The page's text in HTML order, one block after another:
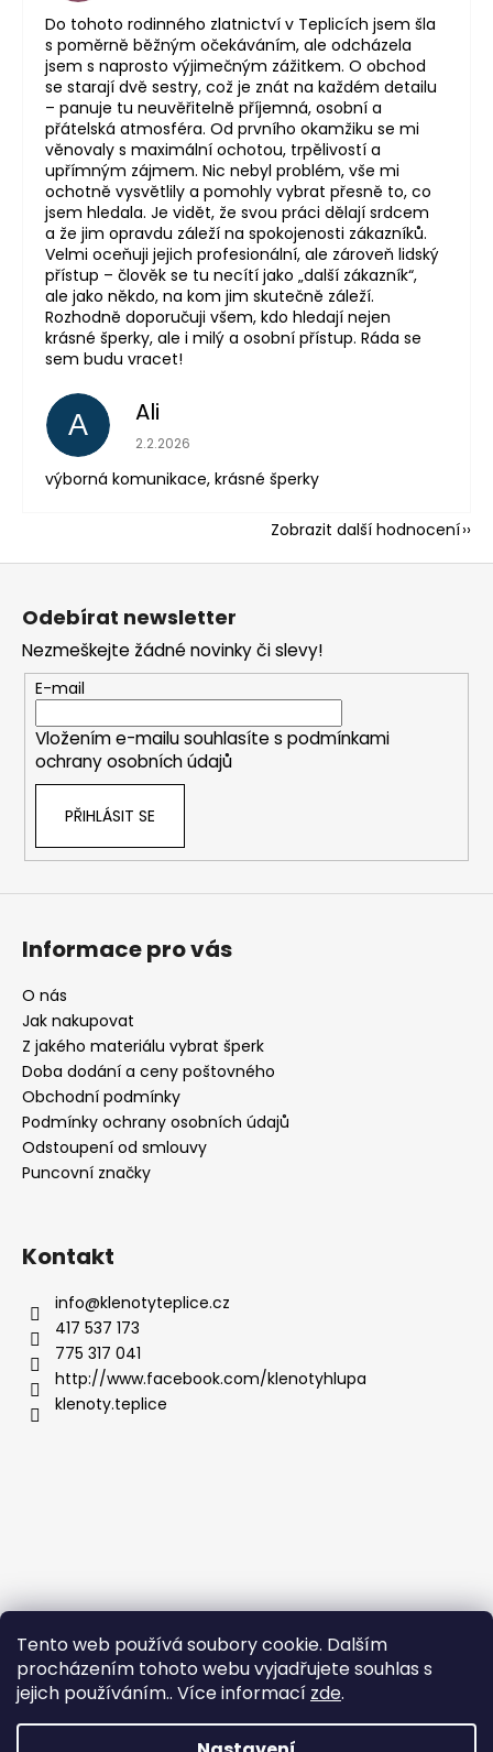
Tento web používá soubory cookie. Dalším
procházením tohoto webu vyjadřujete souhlas s
jejich používáním.. Více informací zde.
Do tohoto rodinného zlatnictví v Teplicích jsem šla
s poměrně běžným očekáváním, ale odcházela
jsem s naprosto výjimečným zážitkem. O obchod
se starají dvě sestry, což je znát na každém detailu
– panuje tu neuvěřitelně příjemná, osobní a
přátelská atmosféra. Od prvního okamžiku se mi
věnovaly s maximální ochotou, trpělivostí a
upřímným zájmem. Nic nebyl problém, vše mi
ochotně vysvětlily a pomohly vybrat přesně to, co
jsem hledala. Je vidět, že svou práci dělají srdcem
a že jim opravdu záleží na spokojenosti zákazníků.
Velmi oceňuji jejich profesionální, ale zároveň lidský
přístup – člověk se tu necítí jako „další zákazník“,
ale jako někdo, na kom jim skutečně záleží.
Rozhodně doporučuji všem, kdo hledají nejen
krásné šperky, ale i milý a osobní přístup. Ráda se
sem budu vracet!
A Ali
Hodnocení obchodu je 5 z 5 hvězdiček.
2.2.2026
výborná komunikace, krásné šperky
Zobrazit další hodnocení
Z
Odebírat newsletter
Nezmeškejte žádné novinky či slevy!
E-mail
Vložením e-mailu souhlasíte s podmínkami
ochrany osobních údajů
PŘIHLÁSIT SE
Informace pro vás
O nás
Jak nakupovat
Z jakého materiálu vybrat šperk
Doba dodání a ceny poštovného
Obchodní podmínky
Podmínky ochrany osobních údajů
Odstoupení od smlouvy
Puncovní značky
Kontakt
info@klenotyteplice.cz
417 537 173
775 317 041
http://www.facebook.com/klenotyhlupa
klenoty.teplice